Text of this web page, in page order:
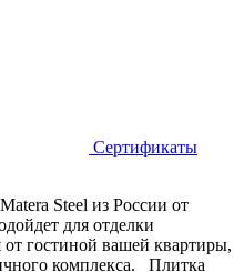
Сертификаты
Steel из России от
для отделки
гостиной вашей квартиры,
комплекса. Плитка